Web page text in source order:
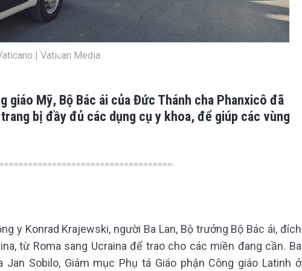
| Vatican Media
giáo Mỹ, Bộ Bác ái của Đức Thánh cha Phanxicô đã
bị đầy đủ các dụng cụ y khoa, để giúp các vùng
y Konrad Krajewski, người Ba Lan, Bộ trưởng Bộ Bác ái, đích
từ Roma sang Ucraina để trao cho các miền đang cần. Ba
Sobilo, Giám mục Phụ tá Giáo phận Công giáo Latinh ở